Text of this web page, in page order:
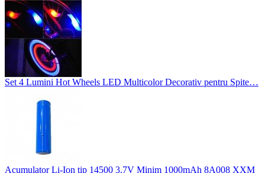
Set 4 Lumini Hot Wheels LED Multicolor Decorativ pentru Spite…
Acumulator Li-Ion tip 14500 3.7V Minim 1000mAh 8A008 XXM